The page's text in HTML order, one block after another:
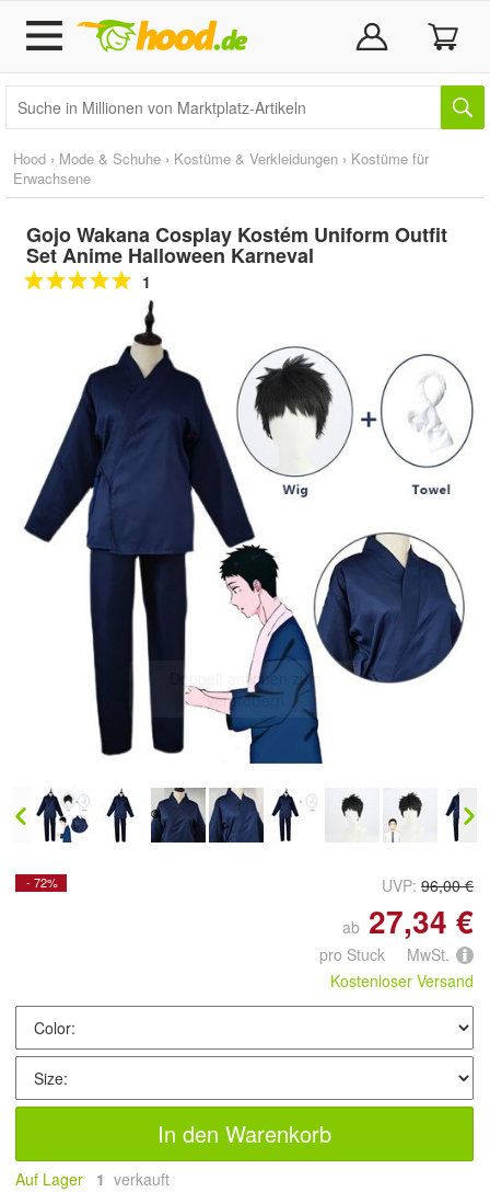
Hood › Mode & Schuhe › Kostüme & Verkleidungen › Kostüme für
Erwachsene
Gojo Wakana Cosplay Kostém Uniform Outfit
Set Anime Halloween Karneval
1
Doppelt antippen zum
vergrößern
- 72% UVP: 96,00 €
ab 27,34 €
pro Stuck MwSt.
Kostenloser Versand
In den Warenkorb
Auf Lager 1 verkauft